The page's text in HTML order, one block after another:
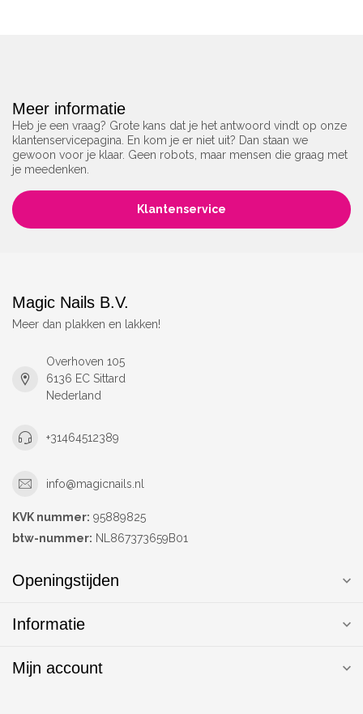
Meer informatie
Heb je een vraag? Grote kans dat je het antwoord vindt op onze
klantenservicepagina. En kom je er niet uit? Dan staan we
gewoon voor je klaar. Geen robots, maar mensen die graag met
je meedenken.
Klantenservice
Magic Nails B.V.
Meer dan plakken en lakken!
Overhoven 105
6136 EC Sittard
Nederland
+31464512389
info@magicnails.nl
KVK nummer: 95889825
btw-nummer: NL867373659B01
Openingstijden
Informatie
Mijn account